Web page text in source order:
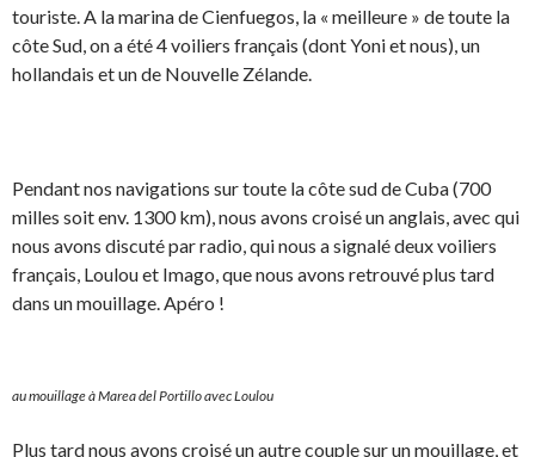
touriste. A la marina de Cienfuegos, la « meilleure » de toute la
côte Sud, on a été 4 voiliers français (dont Yoni et nous), un
hollandais et un de Nouvelle Zélande.
Pendant nos navigations sur toute la côte sud de Cuba (700
milles soit env. 1300 km), nous avons croisé un anglais, avec qui
nous avons discuté par radio, qui nous a signalé deux voiliers
français, Loulou et Imago, que nous avons retrouvé plus tard
dans un mouillage. Apéro !
au mouillage à Marea del Portillo avec Loulou
Plus tard nous avons croisé un autre couple sur un mouillage, et